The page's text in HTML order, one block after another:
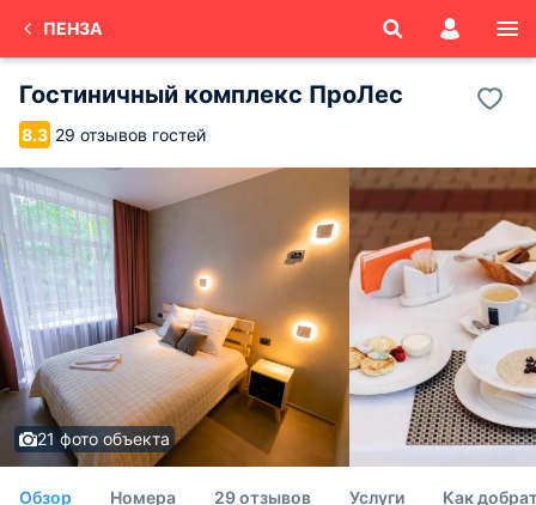
ПЕНЗА
Гостиничный комплекс ПроЛес
8.3 29 отзывов гостей
21 фото объекта
Обзор Номера 29 отзывов Услуги Как